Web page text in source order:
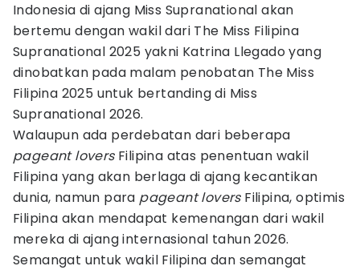
Indonesia di ajang Miss Supranational akan
bertemu dengan wakil dari The Miss Filipina
Supranational 2025 yakni Katrina Llegado yang
dinobatkan pada malam penobatan The Miss
Filipina 2025 untuk bertanding di Miss
Supranational 2026.
Walaupun ada perdebatan dari beberapa
pageant lovers Filipina atas penentuan wakil
Filipina yang akan berlaga di ajang kecantikan
dunia, namun para pageant lovers Filipina, optimis
Filipina akan mendapat kemenangan dari wakil
mereka di ajang internasional tahun 2026.
Semangat untuk wakil Filipina dan semangat